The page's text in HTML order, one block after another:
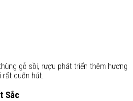
gỗ sồi, rượu phát triển thêm hương
rất cuốn hút.
Sắc